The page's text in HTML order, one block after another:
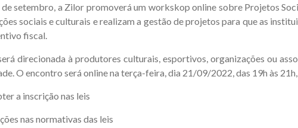
setembro, a Zilor promoverá um workskop online sobre Projetos
sociais e culturais e realizam a gestão de projetos para que as
fiscal.
direcionada à produtores culturais, esportivos, organizações ou
O encontro será online na terça-feira, dia 21/09/2022, das 19h às
a inscrição nas leis
nas normativas das leis